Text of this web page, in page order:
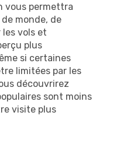
vous permettra
monde, de
les vols et
plus
si certaines
limitées par les
découvrirez
sont moins
visite plus